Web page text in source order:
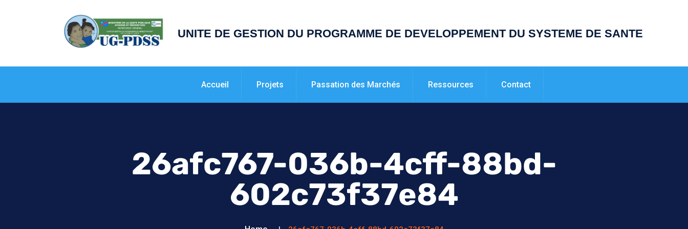
UNITE DE GESTION DU PROGRAMME DE DEVELOPPEMENT DU SYSTEME DE SANTE
Accueil Projets Passation des Marchés Ressources Contact
26afc767-036b-4cff-88bd-
602c73f37e84